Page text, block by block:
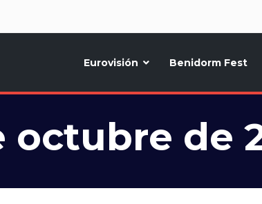
Eurovisión Benidorm Fest
octubre de